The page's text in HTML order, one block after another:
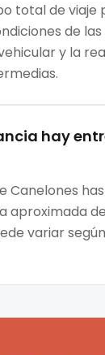
total de viaje
de
y la
hay
Canelones
aproximada
variar